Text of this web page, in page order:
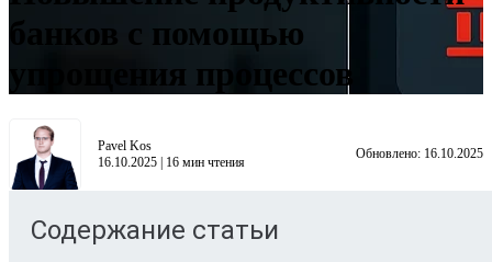
банков с помощью
упрощения процессов
Pavel Kos
16.10.2025 | 16 мин чтения
Обновлено: 16.10.2025
Содержание статьи